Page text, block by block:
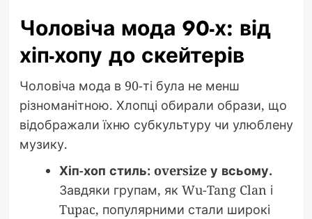
Чоловіча мода 90-х: від
хіп-хопу до скейтерів
Чоловіча мода в 90-ті була не менш
різноманітною. Хлопці обирали образи, що
відображали їхню субкультуру чи улюблену
музику.
Хіп-хоп стиль: oversize у всьому.
Завдяки групам, як Wu-Tang Clan і
Tupac, популярними стали широкі